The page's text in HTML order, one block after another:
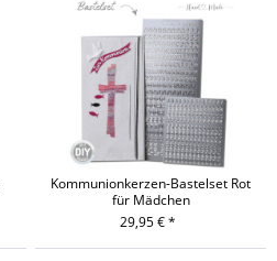
Kommunionkerzen-Bastelset Rot
für Mädchen
29,95 € *